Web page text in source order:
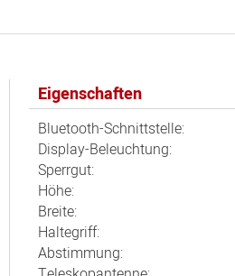
Eigenschaften
Bluetooth-Schnittstelle:
Display-Beleuchtung:
Sperrgut:
Höhe:
Breite:
Haltegriff:
Abstimmung: